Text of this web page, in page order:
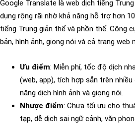
Google Translate là web dịch tiếng
dụng rộng rãi nhờ khả năng hỗ trợ hơn
tiếng Trung giản thể và phồn thể. Công
bản, hình ảnh, giọng nói và cả trang web
Ưu điểm: Miễn phí, tốc độ dịch
(web, app), tích hợp sẵn trên
năng dịch hình ảnh và giọng nói.
Nhược điểm: Chưa tối ưu cho
tạp, dễ dịch sai ngữ cảnh, văn